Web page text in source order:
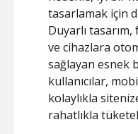
tasarlamak için
Duyarlı
ve cihazlara
sağlayan esnek
kullanıcılar,
kolaylıkla
rahatlıkla